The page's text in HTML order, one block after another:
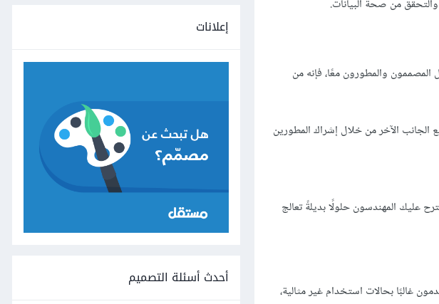
من صحة البيانات.
المصممون والمطورون معًا، فإنه من
الآخر من خلال إشراك المطورين
عليك المهندسون حلولًا بديلةً تعالج
غالبًا بحالات استخدام غير مثالية،
إعلانات
أحدث أسئلة التصميم